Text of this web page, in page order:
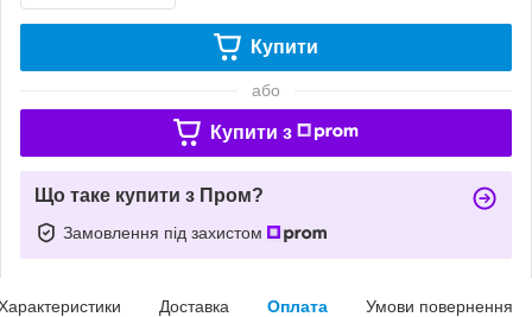
Купити
або
Купити з
Що таке купити з Пром?
Замовлення під захистом
Доставка Оплата Умови повернення